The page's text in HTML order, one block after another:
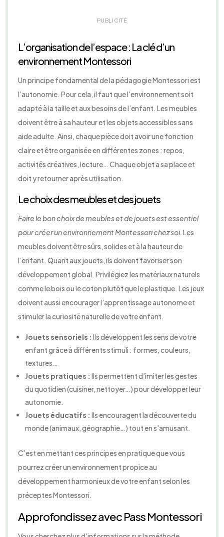
PUBLICITÉ
L’organisation de l’espace : La clé d’un
environnement Montessori
Un principe fondamental de la pédagogie Montessori est
l’autonomie. Pour cela, il faut que l’environnement soit
adapté à la taille et aux besoins de l’enfant. Les meubles
doivent être à sa hauteur et les objets accessibles sans
aide adulte. Ainsi, chaque pièce doit avoir une fonction
claire et être organisée en différentes zones : repos,
activités créatives, lecture… Chaque objet a sa place et
doit y retourner après utilisation.
Le choix des meubles et des jouets
Faire le bon choix de meubles et de jouets est essentiel
pour créer un environnement Montessori chez soi.Les
meubles doivent être sûrs, solides et à la hauteur de
l’enfant. Quant aux jouets, ils doivent favoriser son
développement global. Privilégiez les matériaux naturels
comme le bois ou le coton plutôt que le plastique. Les jeux
doivent aussi encourager l’apprentissage autonome et
stimuler la curiosité naturelle de votre enfant.
Jouets sensoriels : Ils développent les sens de votre
enfant grâce à différents stimuli : formes, couleurs,
textures…
Jouets pratiques : Ils permettent d’imiter les gestes
du quotidien (cuisiner, nettoyer…) pour développer leur
autonomie.
Jouets éducatifs : Ils encouragent la découverte du
monde (animaux, géographie…) tout en s’amusant.
C’est en mettant ces principes en pratique que vous
pourrez créer un environnement propice au
développement harmonieux de votre enfant selon les
préceptes Montessori.
Approfondissez avec Pass Montessori